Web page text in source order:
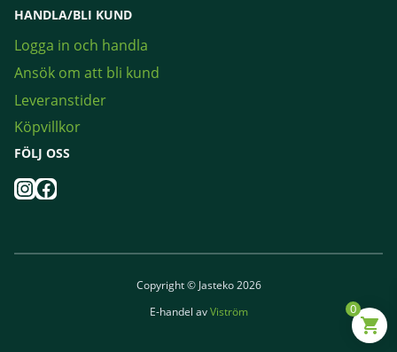
HANDLA/BLI KUND
Logga in och handla
Ansök om att bli kund
Leveranstider
Köpvillkor
FÖLJ OSS
Instagram
Facebook
Copyright © Jasteko 2026
E-handel avViström 0